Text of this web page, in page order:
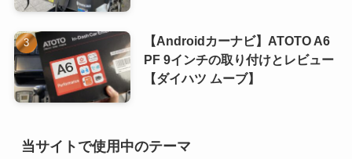
【Androidカーナビ】ATOTO A6
PF 9インチの取り付けとレビュー
【ダイハツ ムーブ】
当サイトで使用中のテーマ